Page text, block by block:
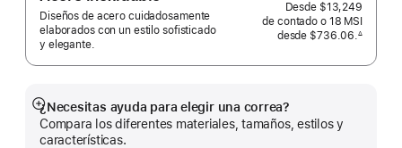
Diseños de acero cuidadosamente
elaborados con un estilo sofisticado
y elegante.
Desde $13,249
de contado o 18 MSI
desde $736.06.∆
¿Necesitas ayuda para elegir una correa?
Compara los diferentes materiales, tamaños, estilos y
características.
Mostrar
más